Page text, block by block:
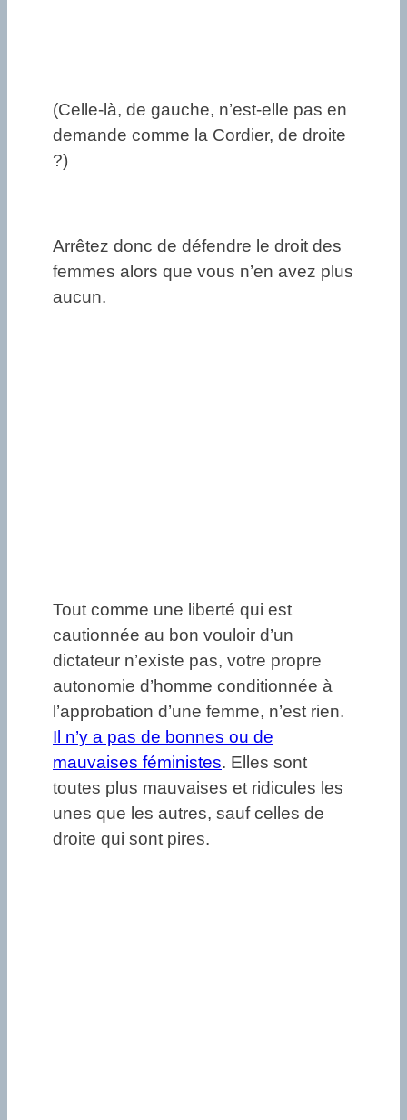
(Celle-là, de gauche, n’est-elle pas en
demande comme la Cordier, de droite
?)
Arrêtez donc de défendre le droit des
femmes alors que vous n’en avez plus
aucun.
Tout comme une liberté qui est
cautionnée au bon vouloir d’un
dictateur n’existe pas, votre propre
autonomie d’homme conditionnée à
l’approbation d’une femme, n’est rien.
Il n’y a pas de bonnes ou de
mauvaises féministes. Elles sont
toutes plus mauvaises et ridicules les
unes que les autres, sauf celles de
droite qui sont pires.